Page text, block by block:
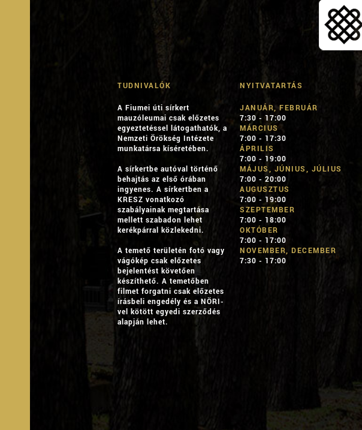
TUDNIVALÓK
A Fiumei úti sírkert
mauzóleumai csak előzetes
egyeztetéssel látogathatók, a
Nemzeti Örökség Intézete
munkatársa kíséretében.
A sírkertbe autóval történő
behajtás az első órában
ingyenes. A sírkertben a
KRESZ vonatkozó
szabályainak megtartása
mellett szabadon lehet
kerékpárral közlekedni.
A temető területén fotó vagy
vágókép csak előzetes
bejelentést követően
készíthető. A temetőben
filmet forgatni csak előzetes
írásbeli engedély és a NÖRI-
vel kötött egyedi szerződés
alapján lehet.
NYITVATARTÁS
JANUÁR, FEBRUÁR
7:30 - 17:00
MÁRCIUS
7:00 - 17:30
ÁPRILIS
7:00 - 19:00
MÁJUS, JÚNIUS, JÚLIUS
7:00 - 20:00
AUGUSZTUS
7:00 - 19:00
SZEPTEMBER
7:00 - 18:00
OKTÓBER
7:00 - 17:00
NOVEMBER, DECEMBER
7:30 - 17:00